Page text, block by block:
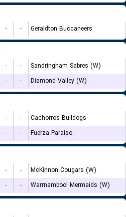
- - Geraldton Buccaneers
- -
Sandringham Sabres (W)
- - Diamond Valley (W)
- -
Cachorros Bulldogs
- - Fuerza Paraiso
- -
McKinnon Cougars (W)
- - Warrnambool Mermaids (W)